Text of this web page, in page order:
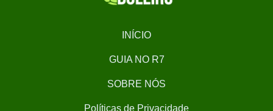
INÍCIO
GUIA NO R7
SOBRE NÓS
Políticas de Privacidade